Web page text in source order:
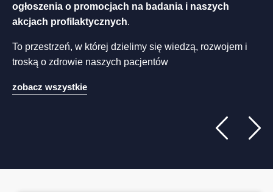
ogłoszenia o promocjach na badania i naszych
akcjach profilaktycznych.
To przestrzeń, w której dzielimy się wiedzą, rozwojem i
troską o zdrowie naszych pacjentów
zobacz wszystkie